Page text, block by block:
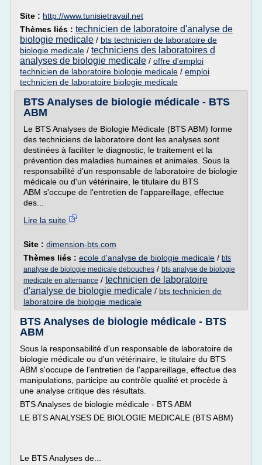
Site : http://www.tunisietravail.net
Thèmes liés : technicien de laboratoire d'analyse de
biologie medicale / bts technicien de laboratoire de
biologie medicale / techniciens des laboratoires d
analyses de biologie medicale / offre d'emploi
technicien de laboratoire biologie medicale / emploi
technicien de laboratoire biologie medicale
BTS Analyses de biologie médicale - BTS
ABM
Le BTS Analyses de Biologie Médicale (BTS ABM) forme
des techniciens de laboratoire dont les analyses sont
destinées à faciliter le diagnostic, le traitement et la
prévention des maladies humaines et animales. Sous la
responsabilité d'un responsable de laboratoire de biologie
médicale ou d'un vétérinaire, le titulaire du BTS
ABM s'occupe de l'entretien de l'appareillage, effectue
des...
Lire la suite
Site : dimension-bts.com
Thèmes liés : ecole d'analyse de biologie medicale / bts
analyse de biologie medicale debouches / bts analyse de biologie
medicale en alternance / technicien de laboratoire
d'analyse de biologie medicale / bts technicien de
laboratoire de biologie medicale
BTS Analyses de biologie médicale - BTS
ABM
Sous la responsabilité d'un responsable de laboratoire de
biologie médicale ou d'un vétérinaire, le titulaire du BTS
ABM s'occupe de l'entretien de l'appareillage, effectue des
manipulations, participe au contrôle qualité et procède à
une analyse critique des résultats.
BTS Analyses de biologie médicale - BTS ABM
LE BTS ANALYSES DE BIOLOGIE MEDICALE (BTS ABM)
Le BTS Analyses de...